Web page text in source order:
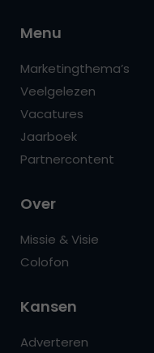
Menu
Marketingthema’s
Veelgelezen
Vacatures
Jaarboek
Partnercontent
Over
Missie & Visie
Colofon
Kansen
Adverteren